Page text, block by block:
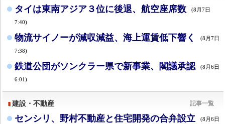
タイは東南アジア３位に後退、航空座席数 (8月7日
7:40)
物流サイノーが減収減益、海上運賃低下響く (8月7日
7:38)
鉄道公団がソンクラー県で新事業、閣議承認 (8月6日
6:01)
建設・不動産 記事一覧
センシリ、野村不動産と住宅開発の合弁設立 (8月6日